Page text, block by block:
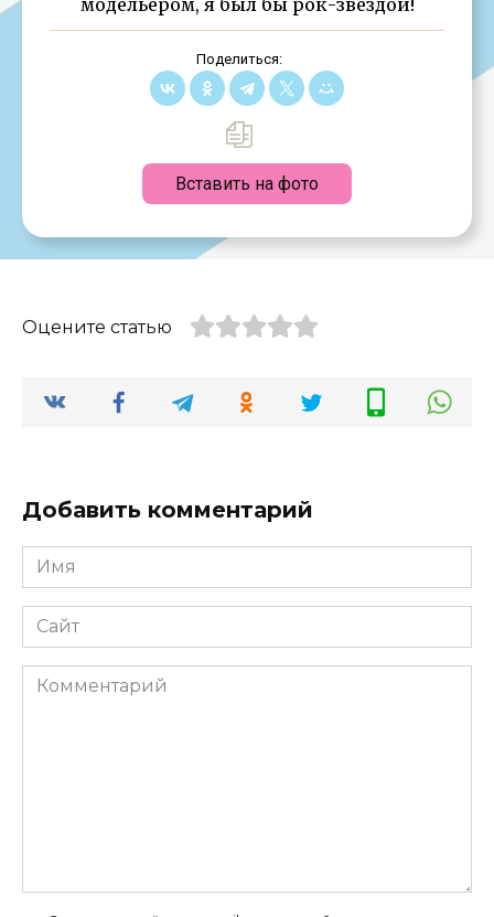
Поделиться:
Вставить на фото
Оцените статью
Добавить комментарий
Имя
*
Сайт
Комментарий